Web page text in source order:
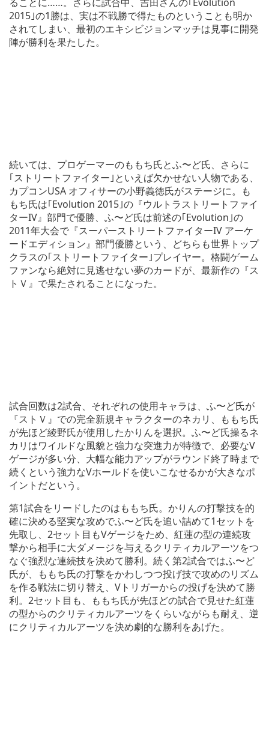
2015｣の1勝は、実は不戦勝で得たものということも明か
されてしまい、最初のエキシビジョンマッチは見事に開発
陣が勝利を果たした。
続いては、プロゲーマーのももち氏とふ〜ど氏、さらに
｢ストリートファイター｣といえば欠かせない人物である、
カプコンUSA オフィサーの小野義徳氏がステージに。も
もち氏は｢Evolution 2015｣の『ウルトラストリートファイ
ターIV』部門で優勝、ふ〜ど氏は前述の｢Evolution｣の
2011年大会で『スーパーストリートファイターIV アーケ
ードエディション』部門優勝という、どちらも世界トップ
クラスの｢ストリートファイター｣プレイヤー。格闘ゲーム
ファンなら絶対に見逃せない夢のカードが、最新作の『ス
トＶ』で果たされることになった。
試合回数は2試合、それぞれの使用キャラは、ふ〜ど氏が
『ストＶ』での完全新規キャラクターのネカリ、ももち氏
が先ほど綾野氏が使用したかりんを選択。ふ〜ど氏操るネ
カリはワイルドな風貌と強力な突進力が特徴で、必要なV
ゲージが多い分、大幅な能力アップがラウンド終了時まで
続くという強力なVホールドを使いこなせるかが大きなポ
イントだという。
第1試合をリードしたのはももち氏。かりんの打撃技を的
確に決める堅実な攻めでふ〜ど氏を追い詰めて1セットを
先取し、2セット目もVゲージをため、紅蓮の型の連続攻
撃から相手に大ダメージを与えるクリティカルアーツをつ
なぐ強烈な連続技を決めて勝利。続く第2試合ではふ〜ど
氏が、ももち氏の打撃をかわしつつ投げ技で攻めのリズム
を作る戦法に切り替え、Vトリガーからの投げを決めて勝
利。2セット目も、ももち氏が先ほどの試合で見せた紅蓮
の型からのクリティカルアーツをくらいながらも耐え、逆
にクリティカルアーツを決め劇的な勝利をあげた。